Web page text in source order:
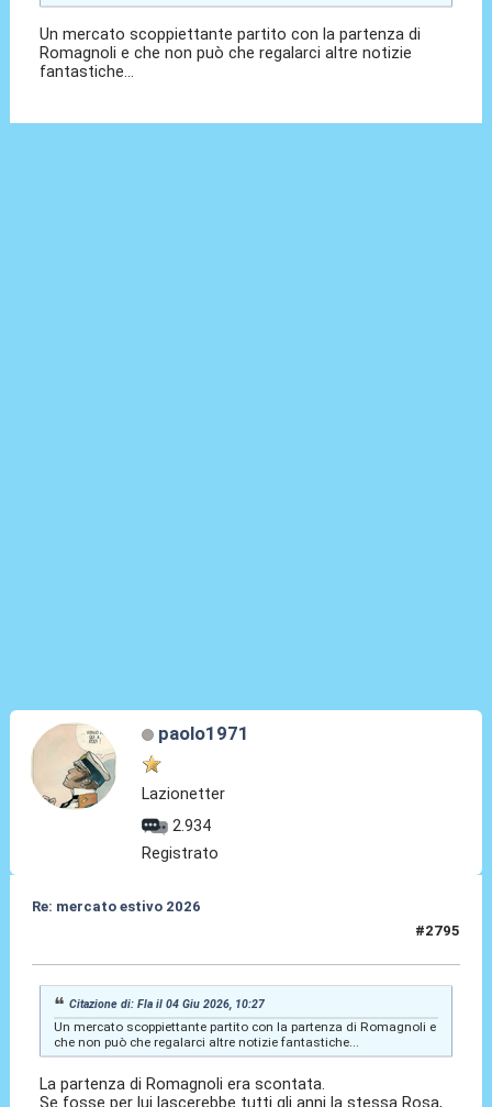
Un mercato scoppiettante partito con la partenza di
Romagnoli e che non può che regalarci altre notizie
fantastiche...
paolo1971
Lazionetter
2.934
Registrato
Re: mercato estivo 2026
#2795
Citazione di: Fla il 04 Giu 2026, 10:27
Un mercato scoppiettante partito con la partenza di Romagnoli e
che non può che regalarci altre notizie fantastiche...
La partenza di Romagnoli era scontata.